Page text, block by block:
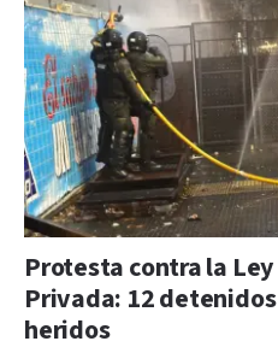
Protesta contra la
Privada: 12
heridos